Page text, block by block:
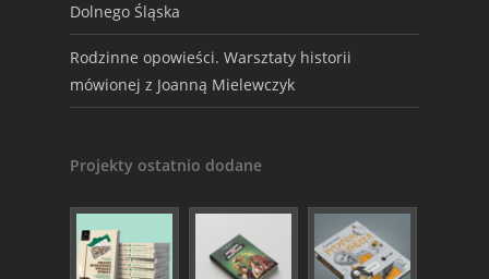
Dolnego Śląska
Rodzinne opowieści. Warsztaty historii
mówionej z Joanną Mielewczyk
Projekty ostatnio dodane